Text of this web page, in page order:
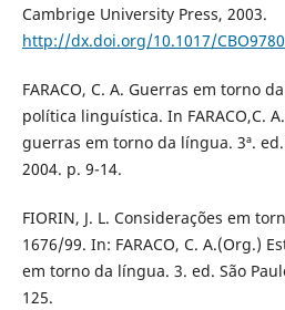
Cambrige University Press, 2003.
http://dx.doi.org/10.1017/
FARACO, C. A. Guerras em torno
política linguística. In FARACO,C.
guerras em torno da língua. 3ª.
2004. p. 9-14.
FIORIN, J. L. Considerações em
1676/99. In: FARACO, C. A.(Org.)
em torno da língua. 3. ed. São
125.